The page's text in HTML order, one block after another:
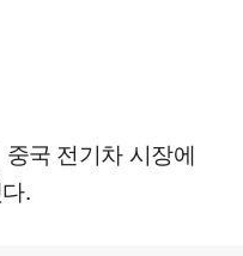
국 전기차 시장에
.